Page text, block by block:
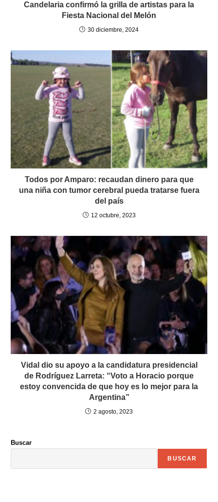
Candelaria confirmó la grilla de artistas para la
Fiesta Nacional del Melón
30 diciembre, 2024
Todos por Amparo: recaudan dinero para que
una niña con tumor cerebral pueda tratarse fuera
del país
12 octubre, 2023
Vidal dio su apoyo a la candidatura presidencial
de Rodríguez Larreta: “Voto a Horacio porque
estoy convencida de que hoy es lo mejor para la
Argentina”
2 agosto, 2023
Buscar
BUSCAR